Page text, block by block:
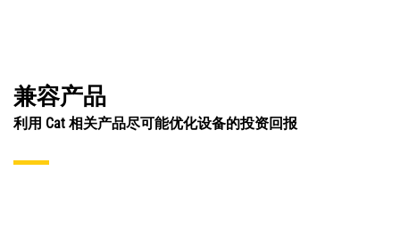
兼容产品
利用 Cat 相关产品尽可能优化设备的投资回报